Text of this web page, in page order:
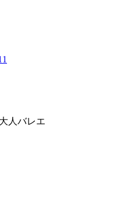
人バレエ